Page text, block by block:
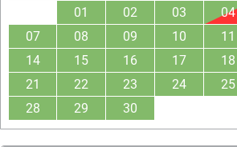
01 02 03 04
07
08 09 10 11
14
15 16 17 18
21
22 23 24 25
28
29 30